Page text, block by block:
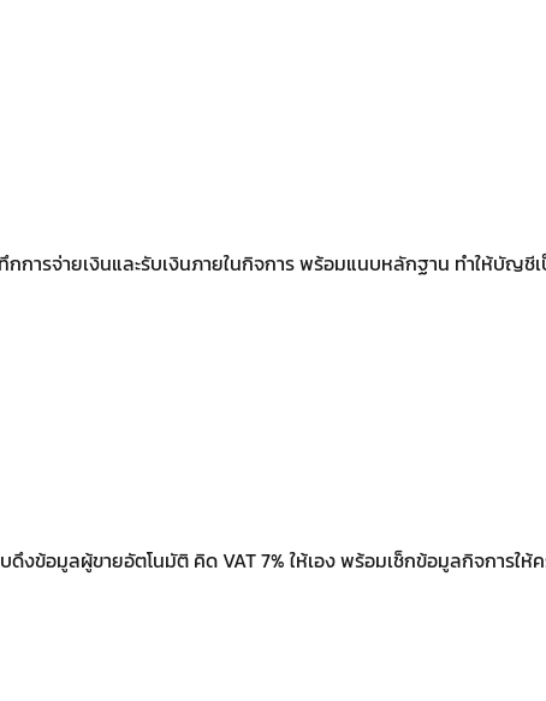
ารจ่ายเงินและรับเงินภายในกิจการ พร้อมแนบหลักฐาน ทำให้บัญชีเ
งข้อมูลผู้ขายอัตโนมัติ คิด VAT 7% ให้เอง พร้อมเช็กข้อมูลกิจการให้